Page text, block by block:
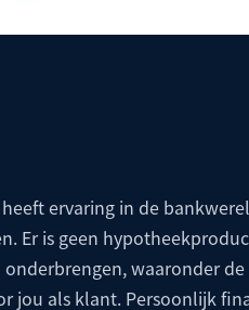
ervaring in de
Er is geen
waaronder de
jou als klant. Persoonlijk